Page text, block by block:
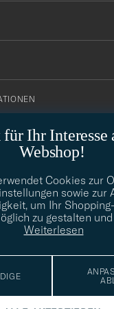
Ihr Interesse
Webshop!
Cookies zur
sowie zur
um Ihr
zu gestalten
Weiterlesen
der Suche nach Ihrem
wir helfen Ihnen